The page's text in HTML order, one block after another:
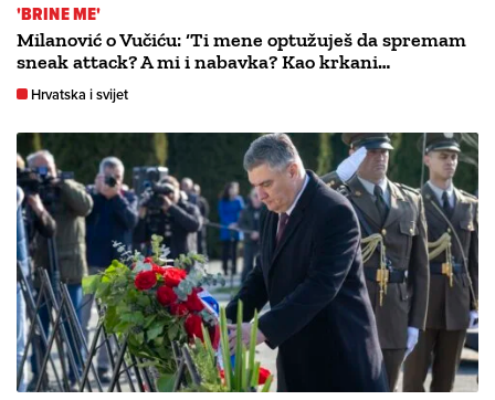
'BRINE ME'
Milanović o Vučiću: ‘Ti mene optužuješ da spremam
sneak attack? A mi i nabavka? Kao krkani…
Hrvatska i svijet